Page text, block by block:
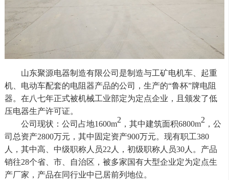
山东聚源电器制造有限公司是制造与工矿电机车、起重
机、电动车配套的电阻器产品的公司，生产的“鲁杯”牌电阻
器。在八七年正式被机械工业部定为定点企业，且颁发了低
压电器生产许可证。
公司现状：公司占地1600m2，其中建筑面积6800m2，公
司总资产2800万元，其中固定资产900万元。现有职工380
人，其中高、中级职称人员22人，初级职称人员30人。产品
销往28个省、市、自治区，被多家国有大型企业定为定点生
产厂家，产品在同行业中已居前列地位。